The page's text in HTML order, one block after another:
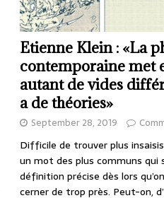
Etienne Klein : «La
contemporaine met
autant de vides
a de théories»
September 28, 2019
Difficile de trouver plus
un mot des plus communs qui
définition précise dès lors
cerner de trop près. Peut-on,